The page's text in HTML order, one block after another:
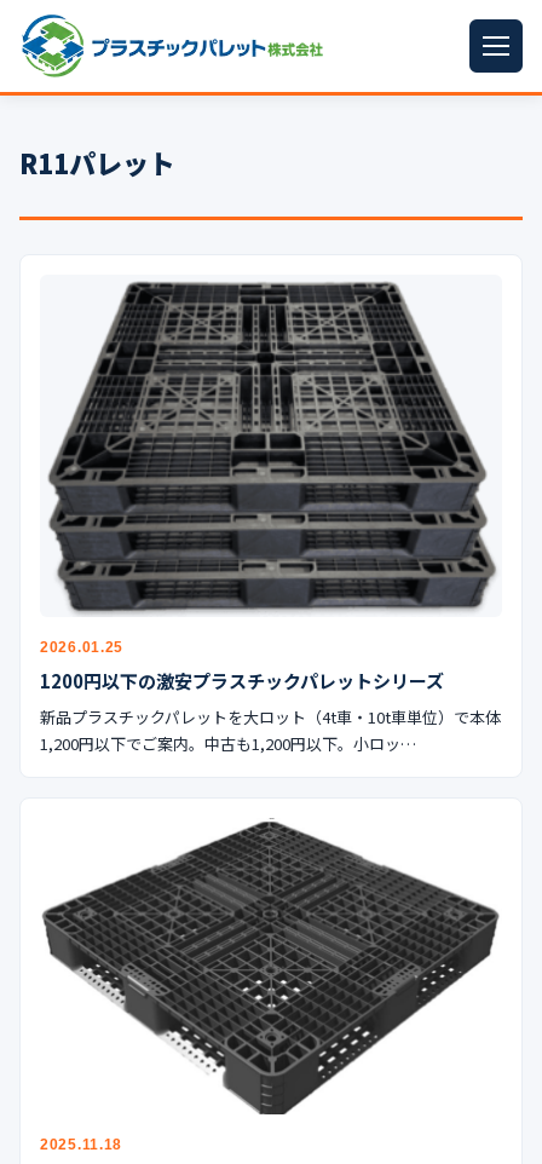
パレットサイズ
プラパレット ▼
中古パレット
再生原料
梱包資材
イラン情勢まとめ
公式ブログ
会社案内
🇺🇸🇰🇷🇹🇼🇻🇳
R11パレット
2026.01.25
1200円以下の激安プラスチックパレットシリーズ
新品プラスチックパレットを大ロット（4t車・10t車単位）で本体
1,200円以下でご案内。中古も1,200円以下。小ロッ…
2025.11.18